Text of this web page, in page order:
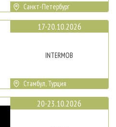
Санкт-Петербург
17-20.10.2026
INTERMOB
Стамбул, Турция
20-23.10.2026